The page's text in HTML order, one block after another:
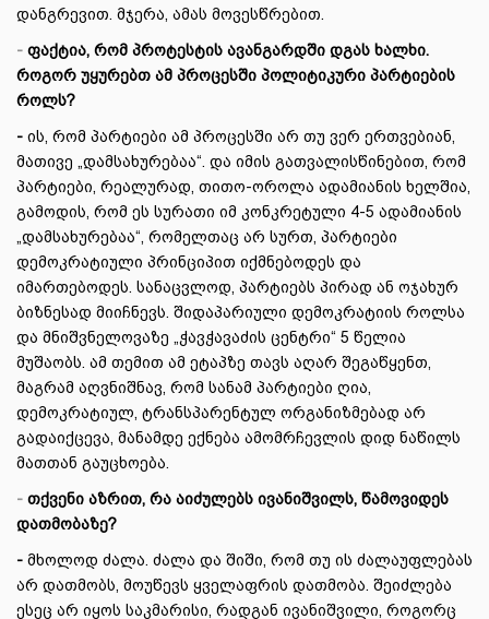
დანგრევით. მჯერა, ამას მოვესწრებით.
- ფაქტია, რომ პროტესტის ავანგარდში დგას ხალხი.
როგორ უყურებთ ამ პროცესში პოლიტიკური პარტიების
როლს?
- ის, რომ პარტიები ამ პროცესში არ თუ ვერ ერთვებიან,
მათივე „დამსახურებაა“. და იმის გათვალისწინებით, რომ
პარტიები, რეალურად, თითო-ოროლა ადამიანის ხელშია,
გამოდის, რომ ეს სურათი იმ კონკრეტული 4-5 ადამიანის
„დამსახურებაა“, რომელთაც არ სურთ, პარტიები
დემოკრატიული პრინციპით იქმნებოდეს და
იმართებოდეს. სანაცვლოდ, პარტიებს პირად ან ოჯახურ
ბიზნესად მიიჩნევს. შიდაპარიული დემოკრატიის როლსა
და მნიშვნელოვაზე „ჭავჭავაძის ცენტრი“ 5 წელია
მუშაობს. ამ თემით ამ ეტაპზე თავს აღარ შეგაწყენთ,
მაგრამ აღვნიშნავ, რომ სანამ პარტიები ღია,
დემოკრატიულ, ტრანსპარენტულ ორგანიზმებად არ
გადაიქცევა, მანამდე ექნება ამომრჩევლის დიდ ნაწილს
მათთან გაუცხოება.
- თქვენი აზრით, რა აიძულებს ივანიშვილს, წამოვიდეს
დათმობაზე?
- მხოლოდ ძალა. ძალა და შიში, რომ თუ ის ძალაუფლებას
არ დათმობს, მოუწევს ყველაფრის დათმობა. შეიძლება
ესეც არ იყოს საკმარისი, რადგან ივანიშვილი, როგორც